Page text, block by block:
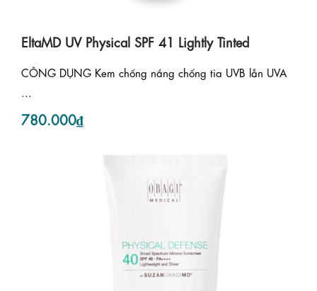
EltaMD UV Physical SPF 41 Lightly Tinted
CÔNG DỤNG Kem chống nắng chống tia UVB lẫn UVA
780.000₫